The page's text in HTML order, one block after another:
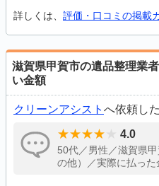
詳しくは、 評価・口コミの掲載
滋賀県甲賀市の遺品整理業
い金額
クリーンアシスト へ依頼し
4.0
50代／男性／滋賀県
の他）／実際に払っ